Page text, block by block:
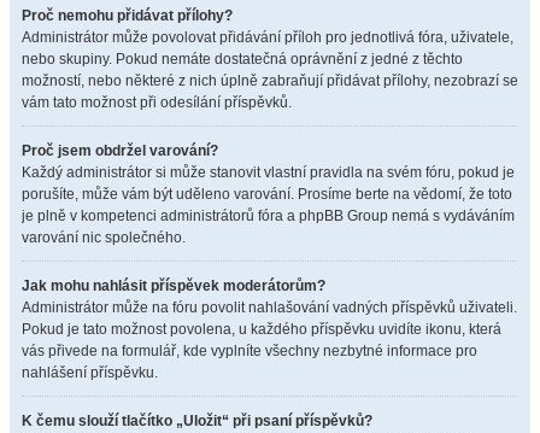
Proč nemohu přidávat přílohy?
Administrátor může povolovat přidávání příloh pro jednotlivá fóra, uživatele,
nebo skupiny. Pokud nemáte dostatečná oprávnění z jedné z těchto
možností, nebo některé z nich úplně zabraňují přidávat přílohy, nezobrazí se
vám tato možnost při odesílání příspěvků.
Proč jsem obdržel varování?
Každý administrátor si může stanovit vlastní pravidla na svém fóru, pokud je
porušíte, může vám být uděleno varování. Prosíme berte na vědomí, že toto
je plně v kompetenci administrátorů fóra a phpBB Group nemá s vydáváním
varování nic společného.
Jak mohu nahlásit příspěvek moderátorům?
Administrátor může na fóru povolit nahlašování vadných příspěvků uživateli.
Pokud je tato možnost povolena, u každého příspěvku uvidíte ikonu, která
vás přivede na formulář, kde vyplníte všechny nezbytné informace pro
nahlášení příspěvku.
K čemu slouží tlačítko „Uložit“ při psaní příspěvků?